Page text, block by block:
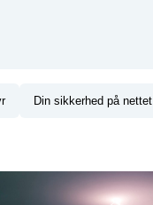
Din sikkerhed på nettet